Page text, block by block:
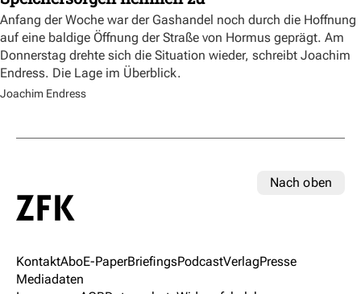
Anfang der Woche war der Gashandel noch durch die Hoffnung
auf eine baldige Öffnung der Straße von Hormus geprägt. Am
Donnerstag drehte sich die Situation wieder, schreibt Joachim
Endress. Die Lage im Überblick.
Joachim Endress
Nach oben
KontaktAboE-PaperBriefingsPodcastVerlagPresse
Mediadaten